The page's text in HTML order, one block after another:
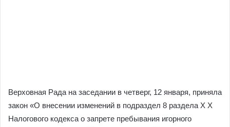
Верховная Рада на заседании в четверг, 12 января, приняла
закон «О внесении изменений в подраздел 8 раздела Х Х
Налогового кодекса о запрете пребывания игорного